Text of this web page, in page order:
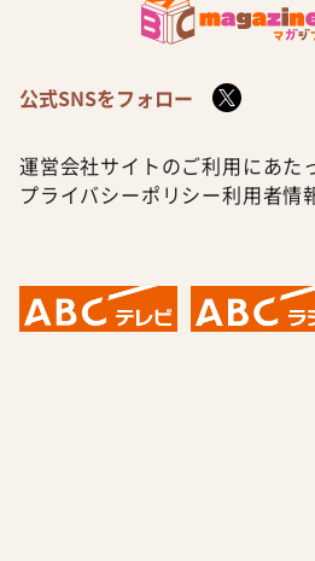
公式SNSをフォロー
運営会社サイトのご利用にあた
プライバシーポリシー利用者情